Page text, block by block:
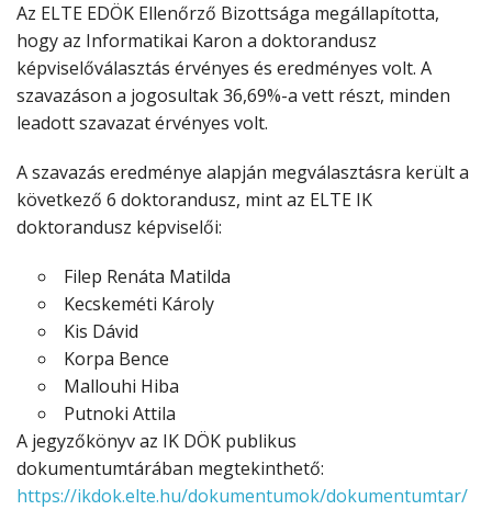
Az ELTE EDÖK Ellenőrző Bizottsága megállapította,
hogy az Informatikai Karon a doktorandusz
képviselőválasztás érvényes és eredményes volt. A
szavazáson a jogosultak 36,69%-a vett részt, minden
leadott szavazat érvényes volt.
A szavazás eredménye alapján megválasztásra került a
következő 6 doktorandusz, mint az ELTE IK
doktorandusz képviselői:
Filep Renáta Matilda
Kecskeméti Károly
Kis Dávid
Korpa Bence
Mallouhi Hiba
Putnoki Attila
A jegyzőkönyv az IK DÖK publikus
dokumentumtárában megtekinthető:
https://ikdok.elte.hu/dokumentumok/dokumentumtar/